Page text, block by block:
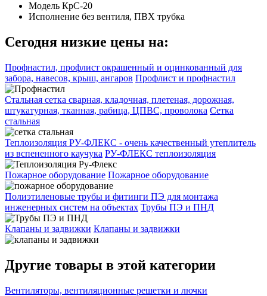
Модель КрС-20
Исполнение без вентиля, ПВХ трубка
Сегодня низкие цены на:
Профнастил, профлист окрашенный и оцинкованный для
забора, навесов, крыш, ангаров Профлист и профнастил
Стальная сетка сварная, кладочная, плетеная, дорожная,
штукатурная, тканная, рабица, ЦПВС, проволока Сетка
стальная
Теплоизоляция РУ-ФЛЕКС - очень качественный утеплитель
из вспененного каучука РУ-ФЛЕКС теплоизоляция
Пожарное оборудование Пожарное оборудование
Полиэтиленовые трубы и фитинги ПЭ для монтажа
инженерных систем на объектах Трубы ПЭ и ПНД
Клапаны и задвижки Клапаны и задвижки
Другие товары в этой категории
Вентиляторы, вентиляционные решетки и лючки